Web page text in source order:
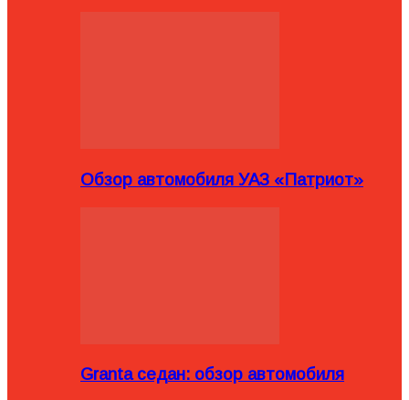
Обзор автомобиля УАЗ «Патриот»
Granta седан: обзор автомобиля